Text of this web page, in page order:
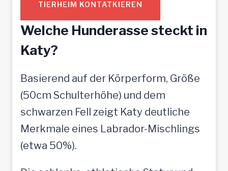
TIERHEIM KONTATKIEREN
Welche Hunderasse steckt in
Katy?
Basierend auf der Körperform, Größe
(50cm Schulterhöhe) und dem
schwarzen Fell zeigt Katy deutliche
Merkmale eines Labrador-Mischlings
(etwa 50%).